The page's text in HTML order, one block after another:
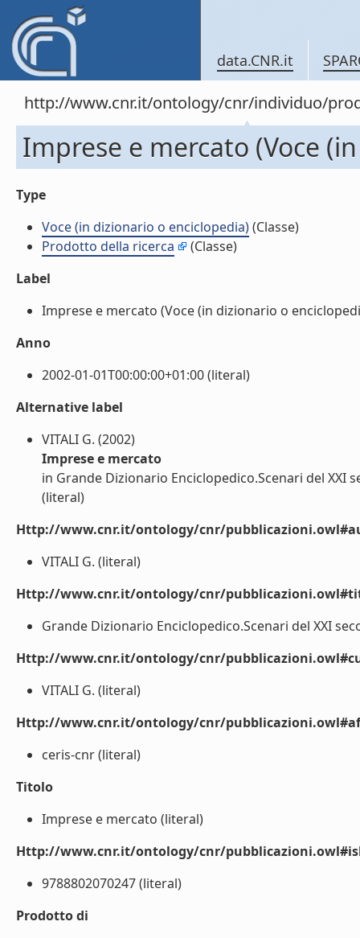
data.CNR.it
http://www.cnr.it/ontology/cnr/individuo/
Imprese e mercato (Voce
Type
Voce (in dizionario o enciclopedia)(Classe)
Prodotto della ricerca
(Classe)
Label
Imprese e mercato (Voce (in dizionario o
Anno
2002-01-01T00:00:00+01:00 (literal)
Alternative label
VITALI G. (2002)
Imprese e mercato
in Grande Dizionario Enciclopedico.Scenari del XXI
(literal)
Http://www.cnr.it/ontology/cnr/
VITALI G. (literal)
Http://www.cnr.it/ontology/cnr/
Grande Dizionario Enciclopedico.Scenari del XXI
Http://www.cnr.it/ontology/cnr/
VITALI G. (literal)
Http://www.cnr.it/ontology/cnr/
ceris-cnr (literal)
Titolo
Imprese e mercato (literal)
Http://www.cnr.it/ontology/cnr/
9788802070247 (literal)
Prodotto di